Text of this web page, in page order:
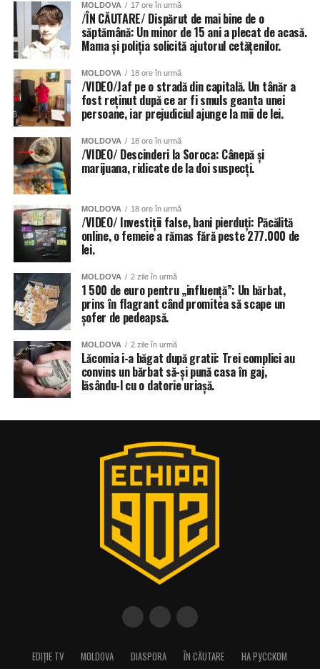
MOLDOVA 17 ore în urmă
/ÎN CĂUTARE/ Dispărut de mai bine de o
săptămână: Un minor de 15 ani a plecat de acasă.
Mama și poliția solicită ajutorul cetățenilor.
MOLDOVA 18 ore în urmă
/VIDEO/Jaf pe o stradă din capitală. Un tânăr a
fost reținut după ce ar fi smuls geanta unei
persoane, iar prejudiciul ajunge la mii de lei.
MOLDOVA 18 ore în urmă
/VIDEO/ Descinderi la Soroca: Cânepă și
marijuana, ridicate de la doi suspecți.
MOLDOVA 18 ore în urmă
/VIDEO/ Investiții false, bani pierduți: Păcălită
online, o femeie a rămas fără peste 277.000 de
lei.
MOLDOVA 2 zile în urmă
1 500 de euro pentru „influență”: Un bărbat,
prins în flagrant când promitea să scape un
șofer de pedeapsă.
MOLDOVA 2 zile în urmă
Lăcomia i-a băgat după gratii: Trei complici au
convins un bărbat să-și pună casa în gaj,
lăsându-l cu o datorie uriașă.
EDIȚIE TV MOLDOVA DIASPORA ÎN CĂUTARE НА РУССКОМ